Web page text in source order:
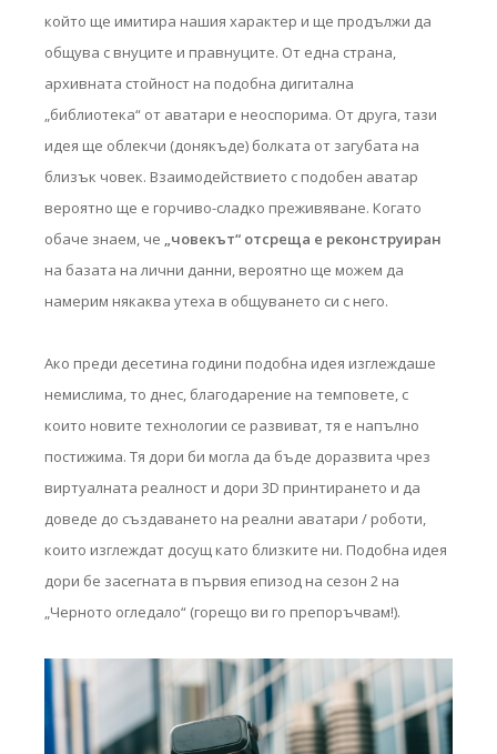
който ще имитира нашия характер и ще продължи да
общува с внуците и правнуците. От една страна,
архивната стойност на подобна дигитална
„библиотека“ от аватари е неоспорима. От друга, тази
идея ще облекчи (донякъде) болката от загубата на
близък човек. Взаимодействието с подобен аватар
вероятно ще е горчиво-сладко преживяване. Когато
обаче знаем, че „човекът“ отсреща е реконструиран
на базата на лични данни, вероятно ще можем да
намерим някаква утеха в общуването си с него.
Ако преди десетина години подобна идея изглеждаше
немислима, то днес, благодарение на темповете, с
които новите технологии се развиват, тя е напълно
постижима. Тя дори би могла да бъде доразвита чрез
виртуалната реалност и дори 3D принтирането и да
доведе до създаването на реални аватари / роботи,
които изглеждат досущ като близките ни. Подобна идея
дори бе засегната в първия епизод на сезон 2 на
„Черното огледало“ (горещо ви го препоръчвам!).